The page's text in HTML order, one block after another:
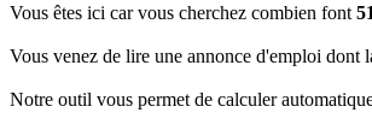
Vous êtes ici car vous cherchez combien font
Vous venez de lire une annonce d'emploi dont
Notre outil vous permet de calculer